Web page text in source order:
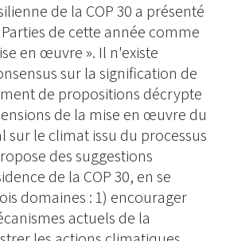
de la COP 30 a présenté
de cette année comme
en œuvre ». Il n'existe
sur la signification de
de propositions décrypte
de la mise en œuvre du
sur le climat issu du processus
des suggestions
de la COP 30, en se
domaines : 1) encourager
actuels de la